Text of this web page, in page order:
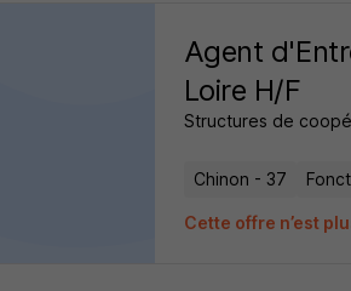
Agent
Loire H/F
Structures de
Chinon - 37
Cette offre n’est